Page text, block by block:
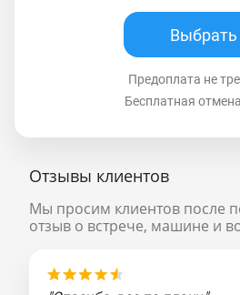
Выбрать
Предоплата не
Бесплатная
Отзывы клиентов
Мы просим клиентов после
отзыв о встрече, машине и